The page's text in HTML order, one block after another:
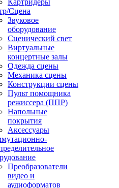
Картридеры
Сцена
Звуковое
оборудование
Сценический свет
Виртуальные
концертные залы
Одежда сцены
Механика сцены
Конструкции сцены
Пульт помощника
режиссера (ППР)
Напольные
покрытия
Аксессуары
Преобразователи
видео и
аудиоформатов